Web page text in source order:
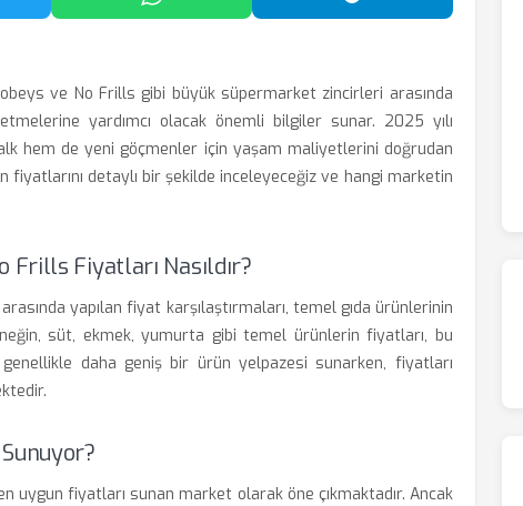
Paylaş WhatsApp'ta Paylaş Telegram'da Paylaş
ve No Frills gibi büyük süpermarket zincirleri arasında
yardımcı olacak önemli bilgiler sunar. 2025 yılı
hem de yeni göçmenler için yaşam maliyetlerini doğrudan
detaylı bir şekilde inceleyeceğiz ve hangi marketin
Frills Fiyatları Nasıldır?
yapılan fiyat karşılaştırmaları, temel gıda ürünlerinin
süt, ekmek, yumurta gibi temel ürünlerin fiyatları, bu
daha geniş bir ürün yelpazesi sunarken, fiyatları
uygun fiyatları sunan market olarak öne çıkmaktadır. Ancak